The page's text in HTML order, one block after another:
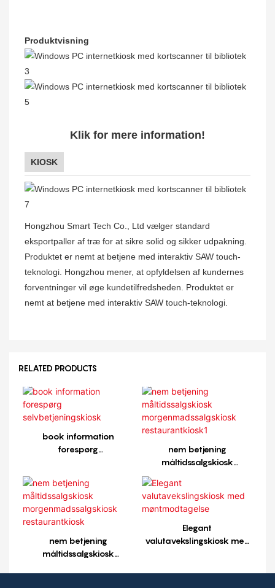
Produktvisning
Klik for mere information!
KIOSK
Hongzhou Smart Tech Co., Ltd vælger standard
eksportpaller af træ for at sikre solid og sikker udpakning.
Produktet er nemt at betjene med interaktiv SAW touch-
teknologi. Hongzhou mener, at opfyldelsen af ​​kundernes
forventninger vil øge kundetilfredsheden. Produktet er
nemt at betjene med interaktiv SAW touch-teknologi.
RELATED PRODUCTS
book information
forespørg
nem betjening
måltidssalgskiosk
morgenmadssalgskiosk
restaurantkiosk1
nem betjening
måltidssalgskiosk
Elegant
valutavekslingskiosk med